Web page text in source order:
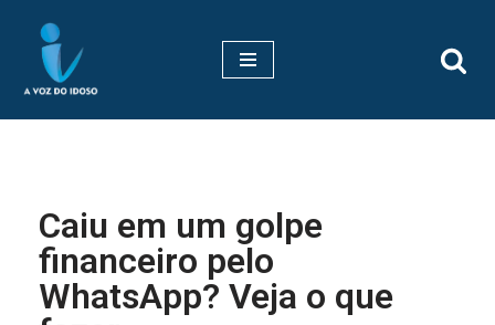
Pular
para
Caiu em um golpe
financeiro pelo
WhatsApp? Veja o que